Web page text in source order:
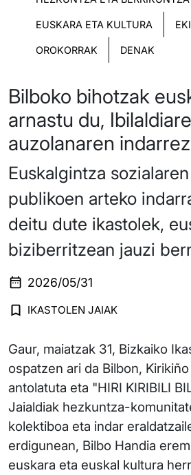
EUSKARA ETA KULTURA
OROKORRAK DENAK
Bilboko bihotzak
arnastu du,
auzolanaren indarrez
Euskalgintza
publikoen arteko
deitu dute ikastolek,
biziberritzean jauzi
2026/05/31
IKASTOLEN JAIAK
Gaur, maiatzak 31, Bizkaiko
ospatzen ari da Bilbon,
antolatuta eta "HIRI KIRIBILI
Jaialdiak hezkuntza-
kolektiboa eta indar
erdigunean, Bilbo Handia
euskara eta euskal kultura